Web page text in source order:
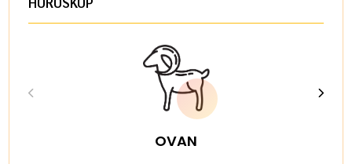
HOROSKOP
OVAN